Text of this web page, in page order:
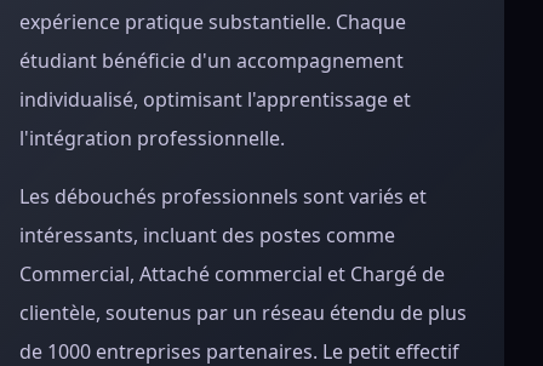
expérience pratique substantielle. Chaque
étudiant bénéficie d'un accompagnement
individualisé, optimisant l'apprentissage et
l'intégration professionnelle.
Les débouchés professionnels sont variés et
intéressants, incluant des postes comme
Commercial, Attaché commercial et Chargé de
clientèle, soutenus par un réseau étendu de plus
de 1000 entreprises partenaires. Le petit effectif